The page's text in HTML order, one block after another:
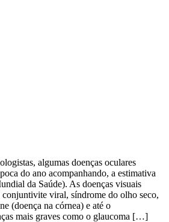
algumas doenças oculares
do ano acompanhando, a estimativa
da Saúde). As doenças visuais
conjuntivite viral, síndrome do olho seco,
(doença na córnea) e até o
mais graves como o glaucoma […]